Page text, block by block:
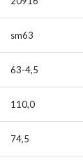
sm63
63-4,5
110,0
74,5